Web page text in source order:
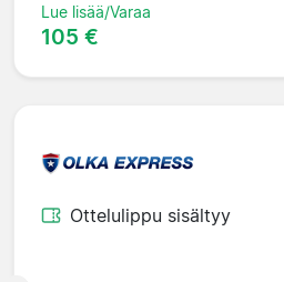
Lue lisää/Varaa
105 €
Ottelulippu sisältyy